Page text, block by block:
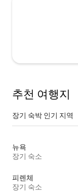
추천 여행지
장기 숙박 인기 지역
뉴욕
장기 숙소
피렌체
장기 숙소